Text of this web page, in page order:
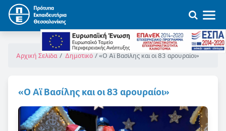
Αρχική Σελίδα Δημοτικό «Ο Αϊ Βασίλης και οι 83 αρουραίοι»
«Ο Αϊ Βασίλης και οι 83 αρουραίοι»